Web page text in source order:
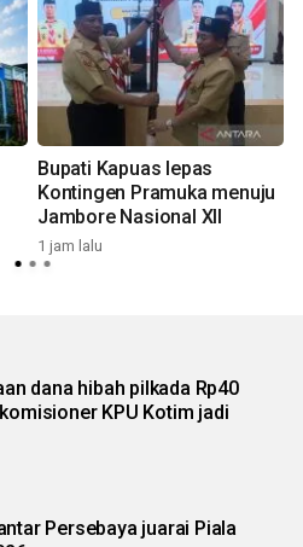
Bupati Kapuas lepas
Kontingen Pramuka menuju
Jambore Nasional XII
1 jam lalu
dana hibah pilkada Rp40
KPU Kotim jadi
Persebaya juarai Piala